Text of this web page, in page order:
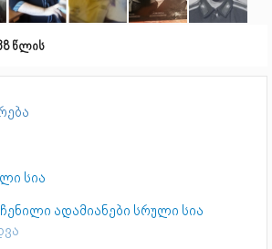
წლის
სია
ადამიანები სრული სია